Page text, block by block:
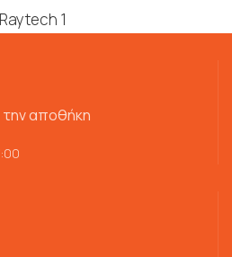
Raytech 1
αποθήκη